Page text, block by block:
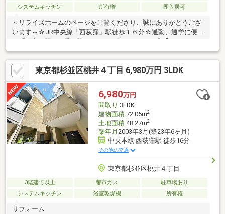
システムキッチン
所有権 即入居可
～リライズホームのページをご覧くださり、誠にありがとうござ
います～☆JR中央線「西荻窪」駅徒歩１６分☆通勤、通学に便利
Point】◆生活の質を高める設備・仕様◆２０２６年７月内装リフ
ォーム完了済♪綺麗な状態でお住まいできます◆家事効率の良い
【３LDK】の間取りです◆陽当たりに恵まれたロケーションです
【周辺環境】◇ヤオコー…徒歩8分◇ファミリーマート…徒歩1分
◇サンドラッグ…徒歩3分◇三谷小学校…徒歩11分『詳しい資料の
ご請求』のみでも大歓迎です！ご見学のご希望など、ぜひお気軽
にお問合せください♪
東京都杉並区桃井４丁目 6,980万円 3LDK
6,980万円
間取り 3LDK
建物面積72.05m2
土地面積48.27m2
築年月 2003年3月(築23年6ヶ月)
中央本線 西荻窪駅 徒歩16分
その他の交通
東京都杉並区桃井４丁目
3階建て以上 都市ガス
駐車場あり
システムキッチン
浴室乾燥機 所有権
リフォーム